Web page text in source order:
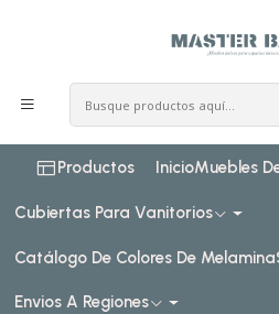
Productos InicioMuebles
Cubiertas Para Vanitorios
Catálogo De Colores De Melamina
Envios A Regiones
Muebles para lavamanos
sobreponer al piso
Mueble vanitorio al piso
sobreponer de 180cm /